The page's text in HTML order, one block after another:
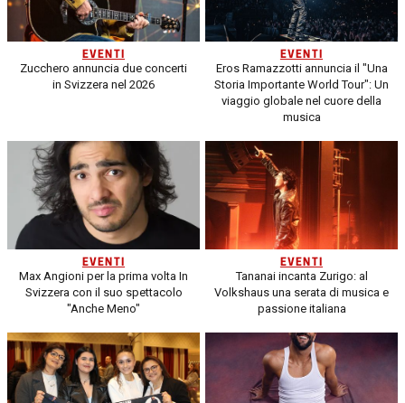
EVENTI
Zucchero annuncia due concerti
in Svizzera nel 2026
EVENTI
Eros Ramazzotti annuncia il "Una
Storia Importante World Tour": Un
viaggio globale nel cuore della
musica
EVENTI
Max Angioni per la prima volta In
Svizzera con il suo spettacolo
"Anche Meno"
EVENTI
Tananai incanta Zurigo: al
Volkshaus una serata di musica e
passione italiana